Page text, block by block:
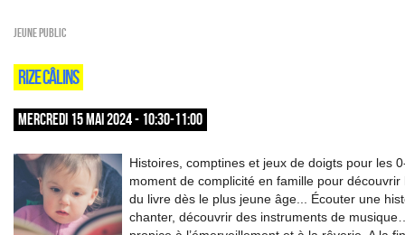
Jeune public
RIZE CÂLINS
MERCREDI 15 MAI 2024 - 10:30-11:00
Histoires, comptines et jeux de doigts pour les
moment de complicité en famille pour découvrir
du livre dès le plus jeune âge... Écouter une
chanter, découvrir des instruments de